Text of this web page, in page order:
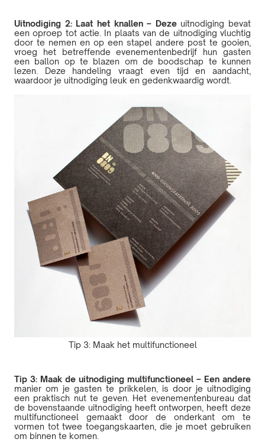
Uitnodiging 2: Laat het knallen – Deze uitnodiging bevat
een oproep tot actie. In plaats van de uitnodiging vluchtig
door te nemen en op een stapel andere post te gooien,
vroeg het betreffende evenementenbedrijf hun gasten
een ballon op te blazen om de boodschap te kunnen
lezen. Deze handeling vraagt even tijd en aandacht,
waardoor je uitnodiging leuk en gedenkwaardig wordt.
Tip 3: Maak het multifunctioneel
Tip 3: Maak de uitnodiging multifunctioneel – Een andere
manier om je gasten te prikkelen, is door je uitnodiging
een praktisch nut te geven. Het evenementenbureau dat
de bovenstaande uitnodiging heeft ontworpen, heeft deze
multifunctioneel gemaakt door de onderkant om te
vormen tot twee toegangskaarten, die je moet gebruiken
om binnen te komen.